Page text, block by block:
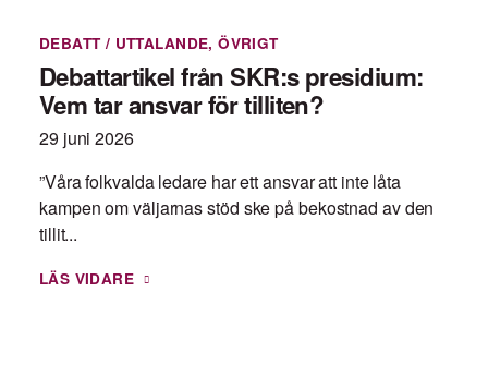
DEBATT / UTTALANDE,ÖVRIGT
Debattartikel från SKR:s presidium:
Vem tar ansvar för tilliten?
29 juni 2026
”Våra folkvalda ledare har ett ansvar att inte låta
kampen om väljarnas stöd ske på bekostnad av den
tillit...
LÄS VIDARE